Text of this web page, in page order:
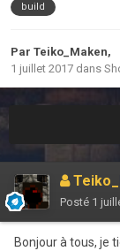
build
Par Teiko_Maken,
1 juillet 2017 dans
Posté 1
Bonjour à tous, je